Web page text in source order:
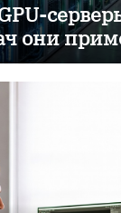
они